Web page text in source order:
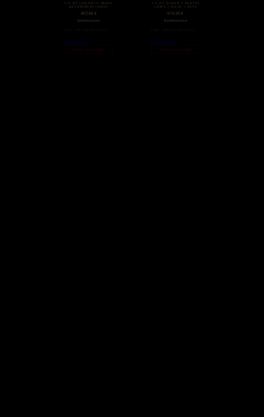
1/4 OZ LUNAR III MAUS
GOLDMÜNZE (2020)
457,48 €
Goldmünzen
Weiterlesen
Nicht auf Lager
1/4 OZ QUEEN’S BEASTS
LÖWE | GOLD | 2016
619,95€
Goldmünzen
Weiterlesen
Nicht auf Lager